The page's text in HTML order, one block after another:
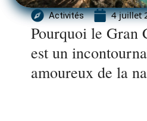
Activités 4 juillet
Pourquoi le Gran
est un
amoureux de la